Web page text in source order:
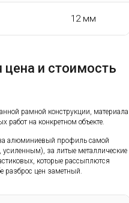
12 мм
цена и стоимость
рамной конструкции, материала
работ на конкретном объекте.
за алюминиевый профиль самой
за литые металлические
которые рассыплются
разброс цен заметный.